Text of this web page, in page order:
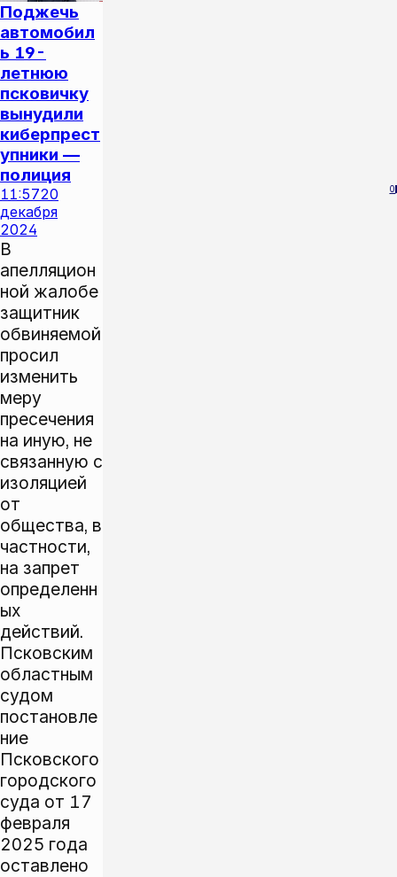
Поджечь
автомобил
ь 19-
летнюю
псковичку
вынудили
киберпрест
упники —
полиция
11:5720
декабря
2024
0
В
апелляцион
ной жалобе
защитник
обвиняемой
просил
изменить
меру
пресечения
на иную, не
связанную с
изоляцией
от
общества, в
частности,
на запрет
определенн
ых
действий.
Псковским
областным
судом
постановле
ние
Псковского
городского
суда от 17
февраля
2025 года
оставлено